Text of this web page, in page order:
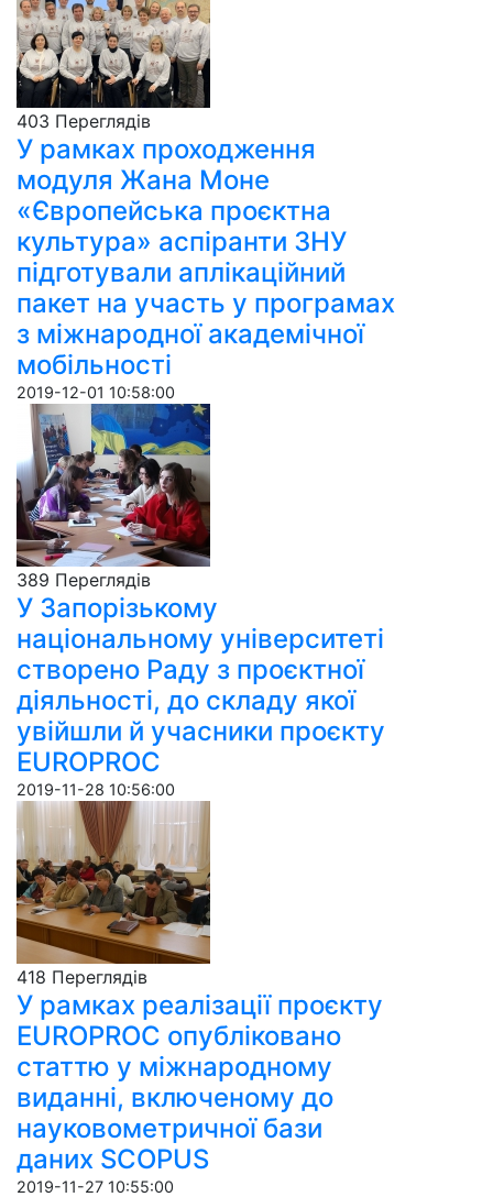
403 Пере­гля­дів
У рамках проходження
модуля Жана Моне
«Європейська проєктна
культура» аспіранти ЗНУ
підготували аплікаційний
пакет на участь у програмах
з міжнародної академічної
мобільності
2019-12-01 10:58:00
389 Пере­гля­дів
У Запорізькому
національному університеті
cтворено Раду з проєктної
діяльності, до складу якої
увійшли й учасники проєкту
EUROPROC
2019-11-28 10:56:00
418 Пере­гля­дів
У рамках реалізації проєкту
EUROPROC опубліковано
статтю у міжнародному
виданні, включеному до
науковометричної бази
даних SCOPUS
2019-11-27 10:55:00